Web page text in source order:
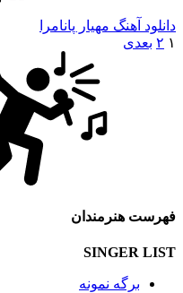
دانلود آهنگ مهیار پانامرا
۱ ۲ بعدی
فهرست هنرمندان
SINGER LIST
برگه نمونه